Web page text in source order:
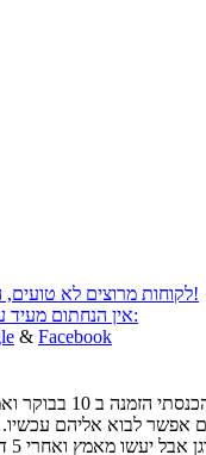
לקוחות מרוצים לא טועים, הצטרפו גם אתם עוד היום!
אין הנחתום מעיד על עיסתו...לקוחות מדרגים:
& Facebook
שירות מדהים.
אפשר לבוא אליהם